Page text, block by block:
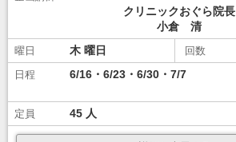
クリニックおぐら院長
小倉 清
木
6/16・6/23・6/30・7/7
45